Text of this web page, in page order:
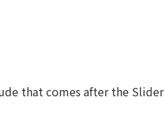
that comes after the